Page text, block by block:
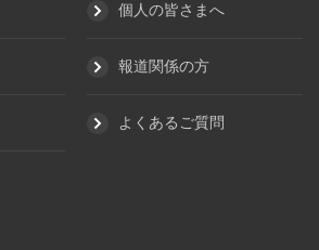
個人の皆さまへ
報道関係の方
よくあるご質問